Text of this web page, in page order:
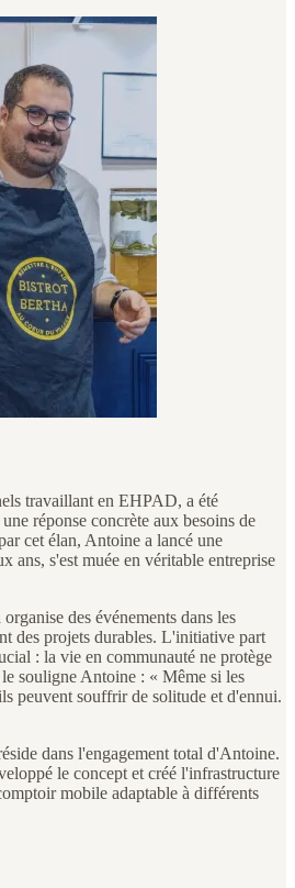
travaillant en EHPAD, a été
réponse concrète aux besoins de
cet élan, Antoine a lancé une
ans, s'est muée en véritable entreprise
des événements dans les
des projets durables. L'initiative part
: la vie en communauté ne protège
souligne Antoine : « Même si les
peuvent souffrir de solitude et d'ennui.
dans l'engagement total d'Antoine.
le concept et créé l'infrastructure
mobile adaptable à différents